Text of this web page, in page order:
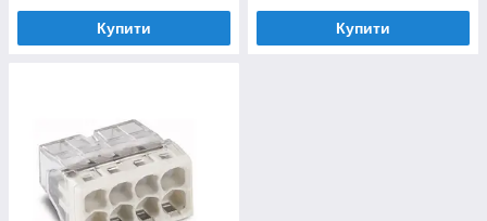
Купити Купити